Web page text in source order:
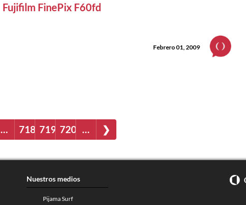
Fujifilm FinePix F60fd
Febrero 01, 2009
… 718 719 720 … ❯
Nuestros medios
Pijama Surf